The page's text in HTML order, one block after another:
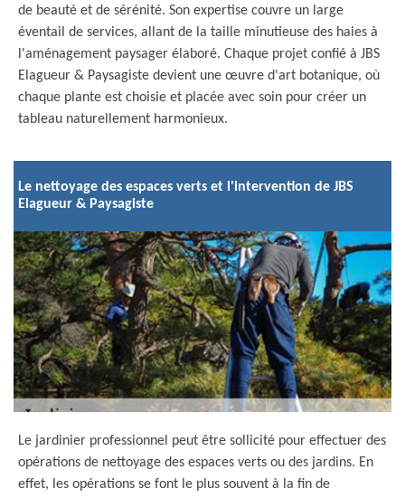
de beauté et de sérénité. Son expertise couvre un large
éventail de services, allant de la taille minutieuse des haies à
l'aménagement paysager élaboré. Chaque projet confié à JBS
Elagueur & Paysagiste devient une œuvre d'art botanique, où
chaque plante est choisie et placée avec soin pour créer un
tableau naturellement harmonieux.
Le nettoyage des espaces verts et l'intervention de JBS
Elagueur & Paysagiste
Le jardinier professionnel peut être sollicité pour effectuer des
opérations de nettoyage des espaces verts ou des jardins. En
effet, les opérations se font le plus souvent à la fin de